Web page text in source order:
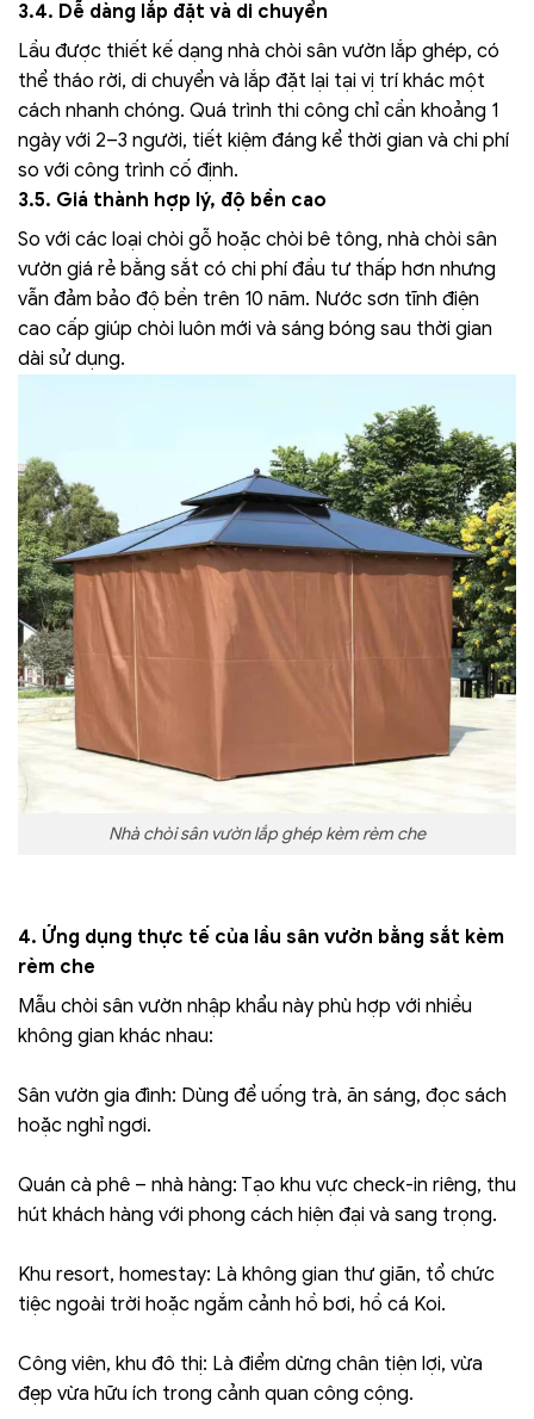
3.4. Dễ dàng lắp đặt và di chuyển
Lầu được thiết kế dạng nhà chòi sân vườn lắp ghép, có
thể tháo rời, di chuyển và lắp đặt lại tại vị trí khác một
cách nhanh chóng. Quá trình thi công chỉ cần khoảng 1
ngày với 2–3 người, tiết kiệm đáng kể thời gian và chi phí
so với công trình cố định.
3.5. Giá thành hợp lý, độ bền cao
So với các loại chòi gỗ hoặc chòi bê tông, nhà chòi sân
vườn giá rẻ bằng sắt có chi phí đầu tư thấp hơn nhưng
vẫn đảm bảo độ bền trên 10 năm. Nước sơn tĩnh điện
cao cấp giúp chòi luôn mới và sáng bóng sau thời gian
dài sử dụng.
Nhà chòi sân vườn lắp ghép kèm rèm che
4. Ứng dụng thực tế của lầu sân vườn bằng sắt kèm
rèm che
Mẫu chòi sân vườn nhập khẩu này phù hợp với nhiều
không gian khác nhau:
Sân vườn gia đình: Dùng để uống trà, ăn sáng, đọc sách
hoặc nghỉ ngơi.
Quán cà phê – nhà hàng: Tạo khu vực check-in riêng, thu
hút khách hàng với phong cách hiện đại và sang trọng.
Khu resort, homestay: Là không gian thư giãn, tổ chức
tiệc ngoài trời hoặc ngắm cảnh hồ bơi, hồ cá Koi.
Công viên, khu đô thị: Là điểm dừng chân tiện lợi, vừa
đẹp vừa hữu ích trong cảnh quan công cộng.